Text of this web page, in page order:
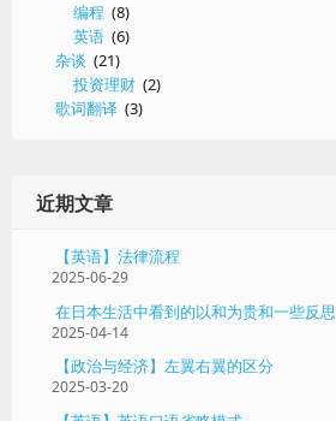
编程 (8)
英语 (6)
杂谈 (21)
投资理财 (2)
歌词翻译 (3)
近期文章
【英语】法律流程
2025-06-29
在日本生活中看到的以和为贵和一些反思
2025-04-14
【政治与经济】左翼右翼的区分
2025-03-20